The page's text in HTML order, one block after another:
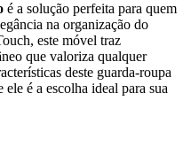
é a solução perfeita para quem
na organização do
este móvel traz
que valoriza qualquer
deste guarda-roupa
é a escolha ideal para sua